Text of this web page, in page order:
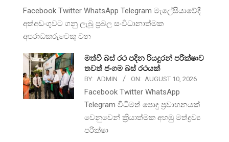
Facebook Twitter WhatsApp Telegram මැලේසියාවේදී
අත්අඩංගුවට ගනු ලැබූ ප්‍රබල සංවිධානාත්මක
අපරාධකරුවෙකු වන
මත්වී බස් රථ පදින රියදුරන් පරීක්ෂාව
තවත් ජංගම බස් රථයක්
BY: ADMIN ON: AUGUST 10, 2026
Facebook Twitter WhatsApp
Telegram විධිමත් පොදු ප්‍රවාහනයක්
වෙනුවෙන් ක්‍රියාත්මක අහඹු මත්ද්‍රව්‍ය
පරීක්ෂා